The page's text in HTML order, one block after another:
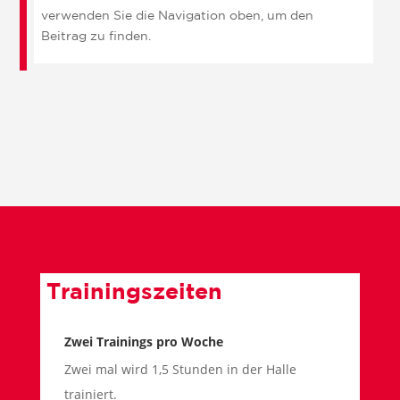
verwenden Sie die Navigation oben, um den
Beitrag zu finden.
Trainingszeiten
Zwei Trainings pro Woche
Zwei mal wird 1,5 Stunden in der Halle
trainiert.